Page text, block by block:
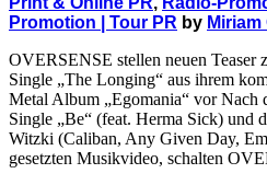
Promotion | Tour PR by
OVERSENSE stellen neuen Teaser
Single „The Longing“ aus ihrem
Metal Album „Egomania“ vor Nach
Single „Be“ (feat. Herma Sick) und
Witzki (Caliban, Any Given Day,
gesetzten Musikvideo, schalten